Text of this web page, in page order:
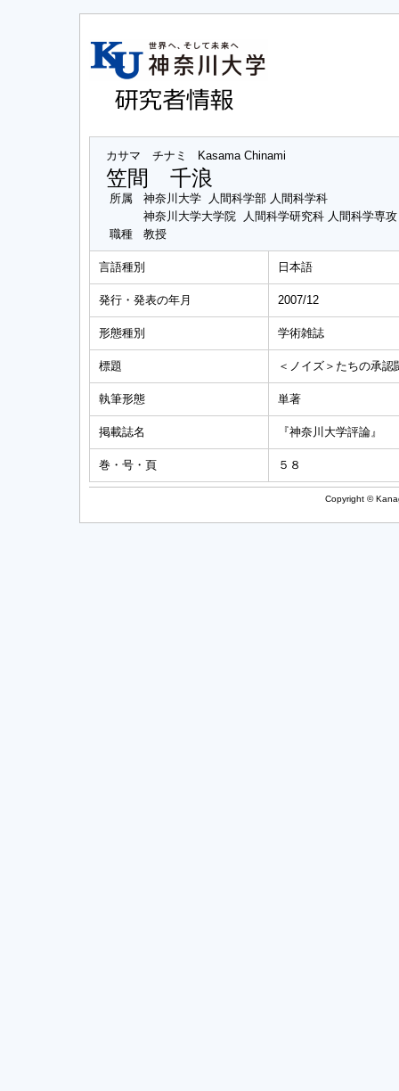
カサマ チナミ Kasama Chinami
笠間 千浪
所属
神奈川大学 人間科学部 人間科学科
神奈川大学大学院 人間科学研究科 人間科学専
職種
教授
言語種別 日本語
発行・発表の年月 2007/12
形態種別 学術雑誌
標題 ＜ノイズ＞たちの承認
執筆形態 単著
掲載誌名 『神奈川大学評論』
巻・号・頁 ５８
Copyright ©